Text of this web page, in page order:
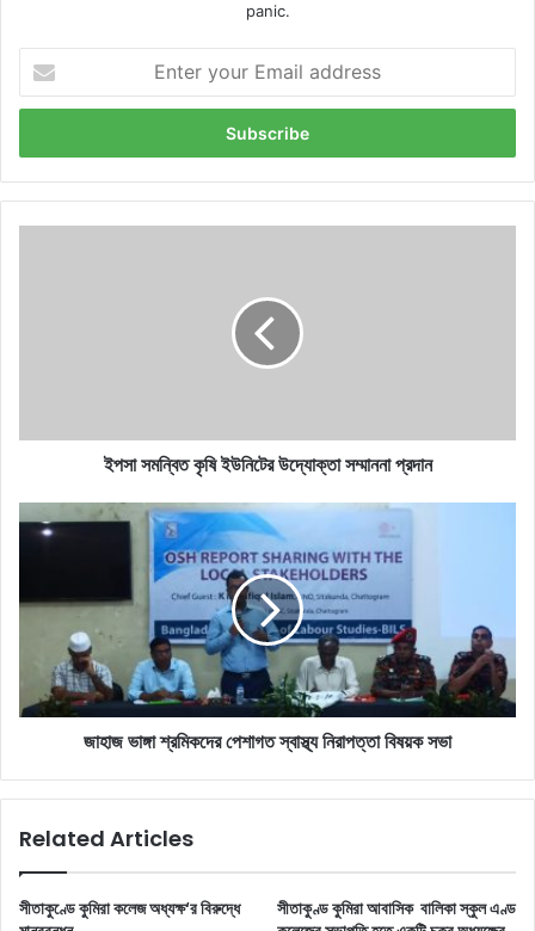
panic.
your
Email
ইপসা সমন্বিত কৃষি ইউনিটের উদ্যোক্তা সম্মাননা প্রদান
ভাঙ্গা
স্বাস্থ্য
জাহাজ ভাঙ্গা শ্রমিকদের পেশাগত স্বাস্থ্য নিরাপত্তা বিষয়ক সভা
Related Articles
সীতাকুণ্ডে কুমিরা কলেজ অধ্যক্ষ‘র বিরুদ্ধে
সীতাকুণ্ড কুমিরা আবাসিক বালিকা স্কুল এণ্ড